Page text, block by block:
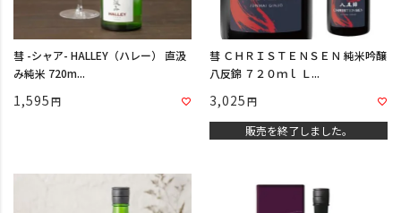
彗 -シャア- HALLEY（ハレー） 直汲
み純米 720m...
1,595
彗 ＣＨＲＩＳＴＥＮＳＥＮ 純米吟醸
八反錦 ７２０ｍｌ Ｌ...
3,025
販売を終了しました。